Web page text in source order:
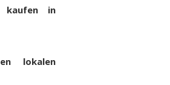
kaufen in
lokalen